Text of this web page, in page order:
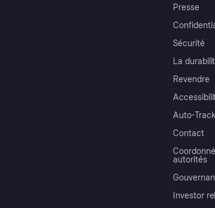
Presse
Sécurité
La
Revendre
Auto-Track
Contact
autorités
Investor